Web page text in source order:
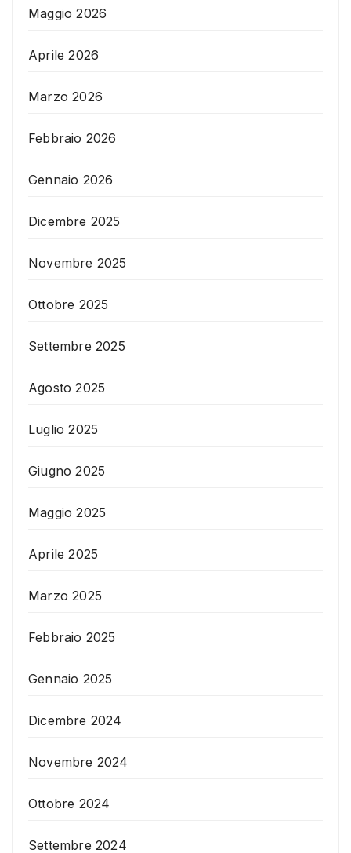
Maggio 2026
Aprile 2026
Marzo 2026
Febbraio 2026
Gennaio 2026
Dicembre 2025
Novembre 2025
Ottobre 2025
Settembre 2025
Agosto 2025
Luglio 2025
Giugno 2025
Maggio 2025
Aprile 2025
Marzo 2025
Febbraio 2025
Gennaio 2025
Dicembre 2024
Novembre 2024
Ottobre 2024
Settembre 2024